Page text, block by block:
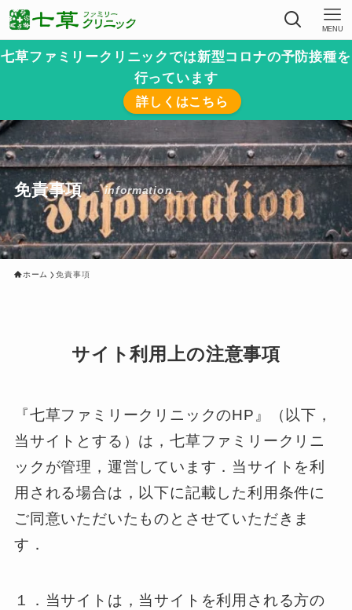
MENU
七草ファミリークリニックでは新型コロナの予防接種を
行っています
詳しくはこちら
免責事項 – information –
ホーム 免責事項
サイト利用上の注意事項
『七草ファミリークリニックのHP』（以下，
当サイトとする）は，七草ファミリークリニ
ックが管理，運営しています．当サイトを利
用される場合は，以下に記載した利用条件に
ご同意いただいたものとさせていただきま
す．
１．当サイトは，当サイトを利用される方の